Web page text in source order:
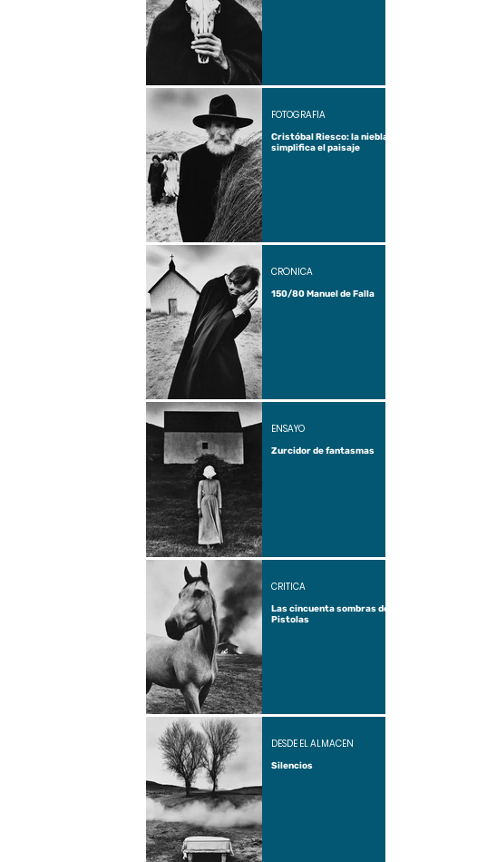
Cristóbal Riesco: la niebla
simplifica el paisaje
FOTOGRAFÍA
150/80 Manuel de Falla
CRÓNICA
Zurcidor de fantasmas
ENSAYO
Las cincuenta sombras de
Pistolas
CRÍTICA
Silencios
DESDE EL ALMACÉN